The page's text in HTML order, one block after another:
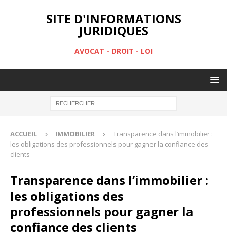
SITE D'INFORMATIONS
JURIDIQUES
AVOCAT - DROIT - LOI
ACCUEIL IMMOBILIER
Transparence dans l’immobilier :
les obligations des professionnels pour gagner la confiance des
clients
Transparence dans l’immobilier :
les obligations des
professionnels pour gagner la
confiance des clients